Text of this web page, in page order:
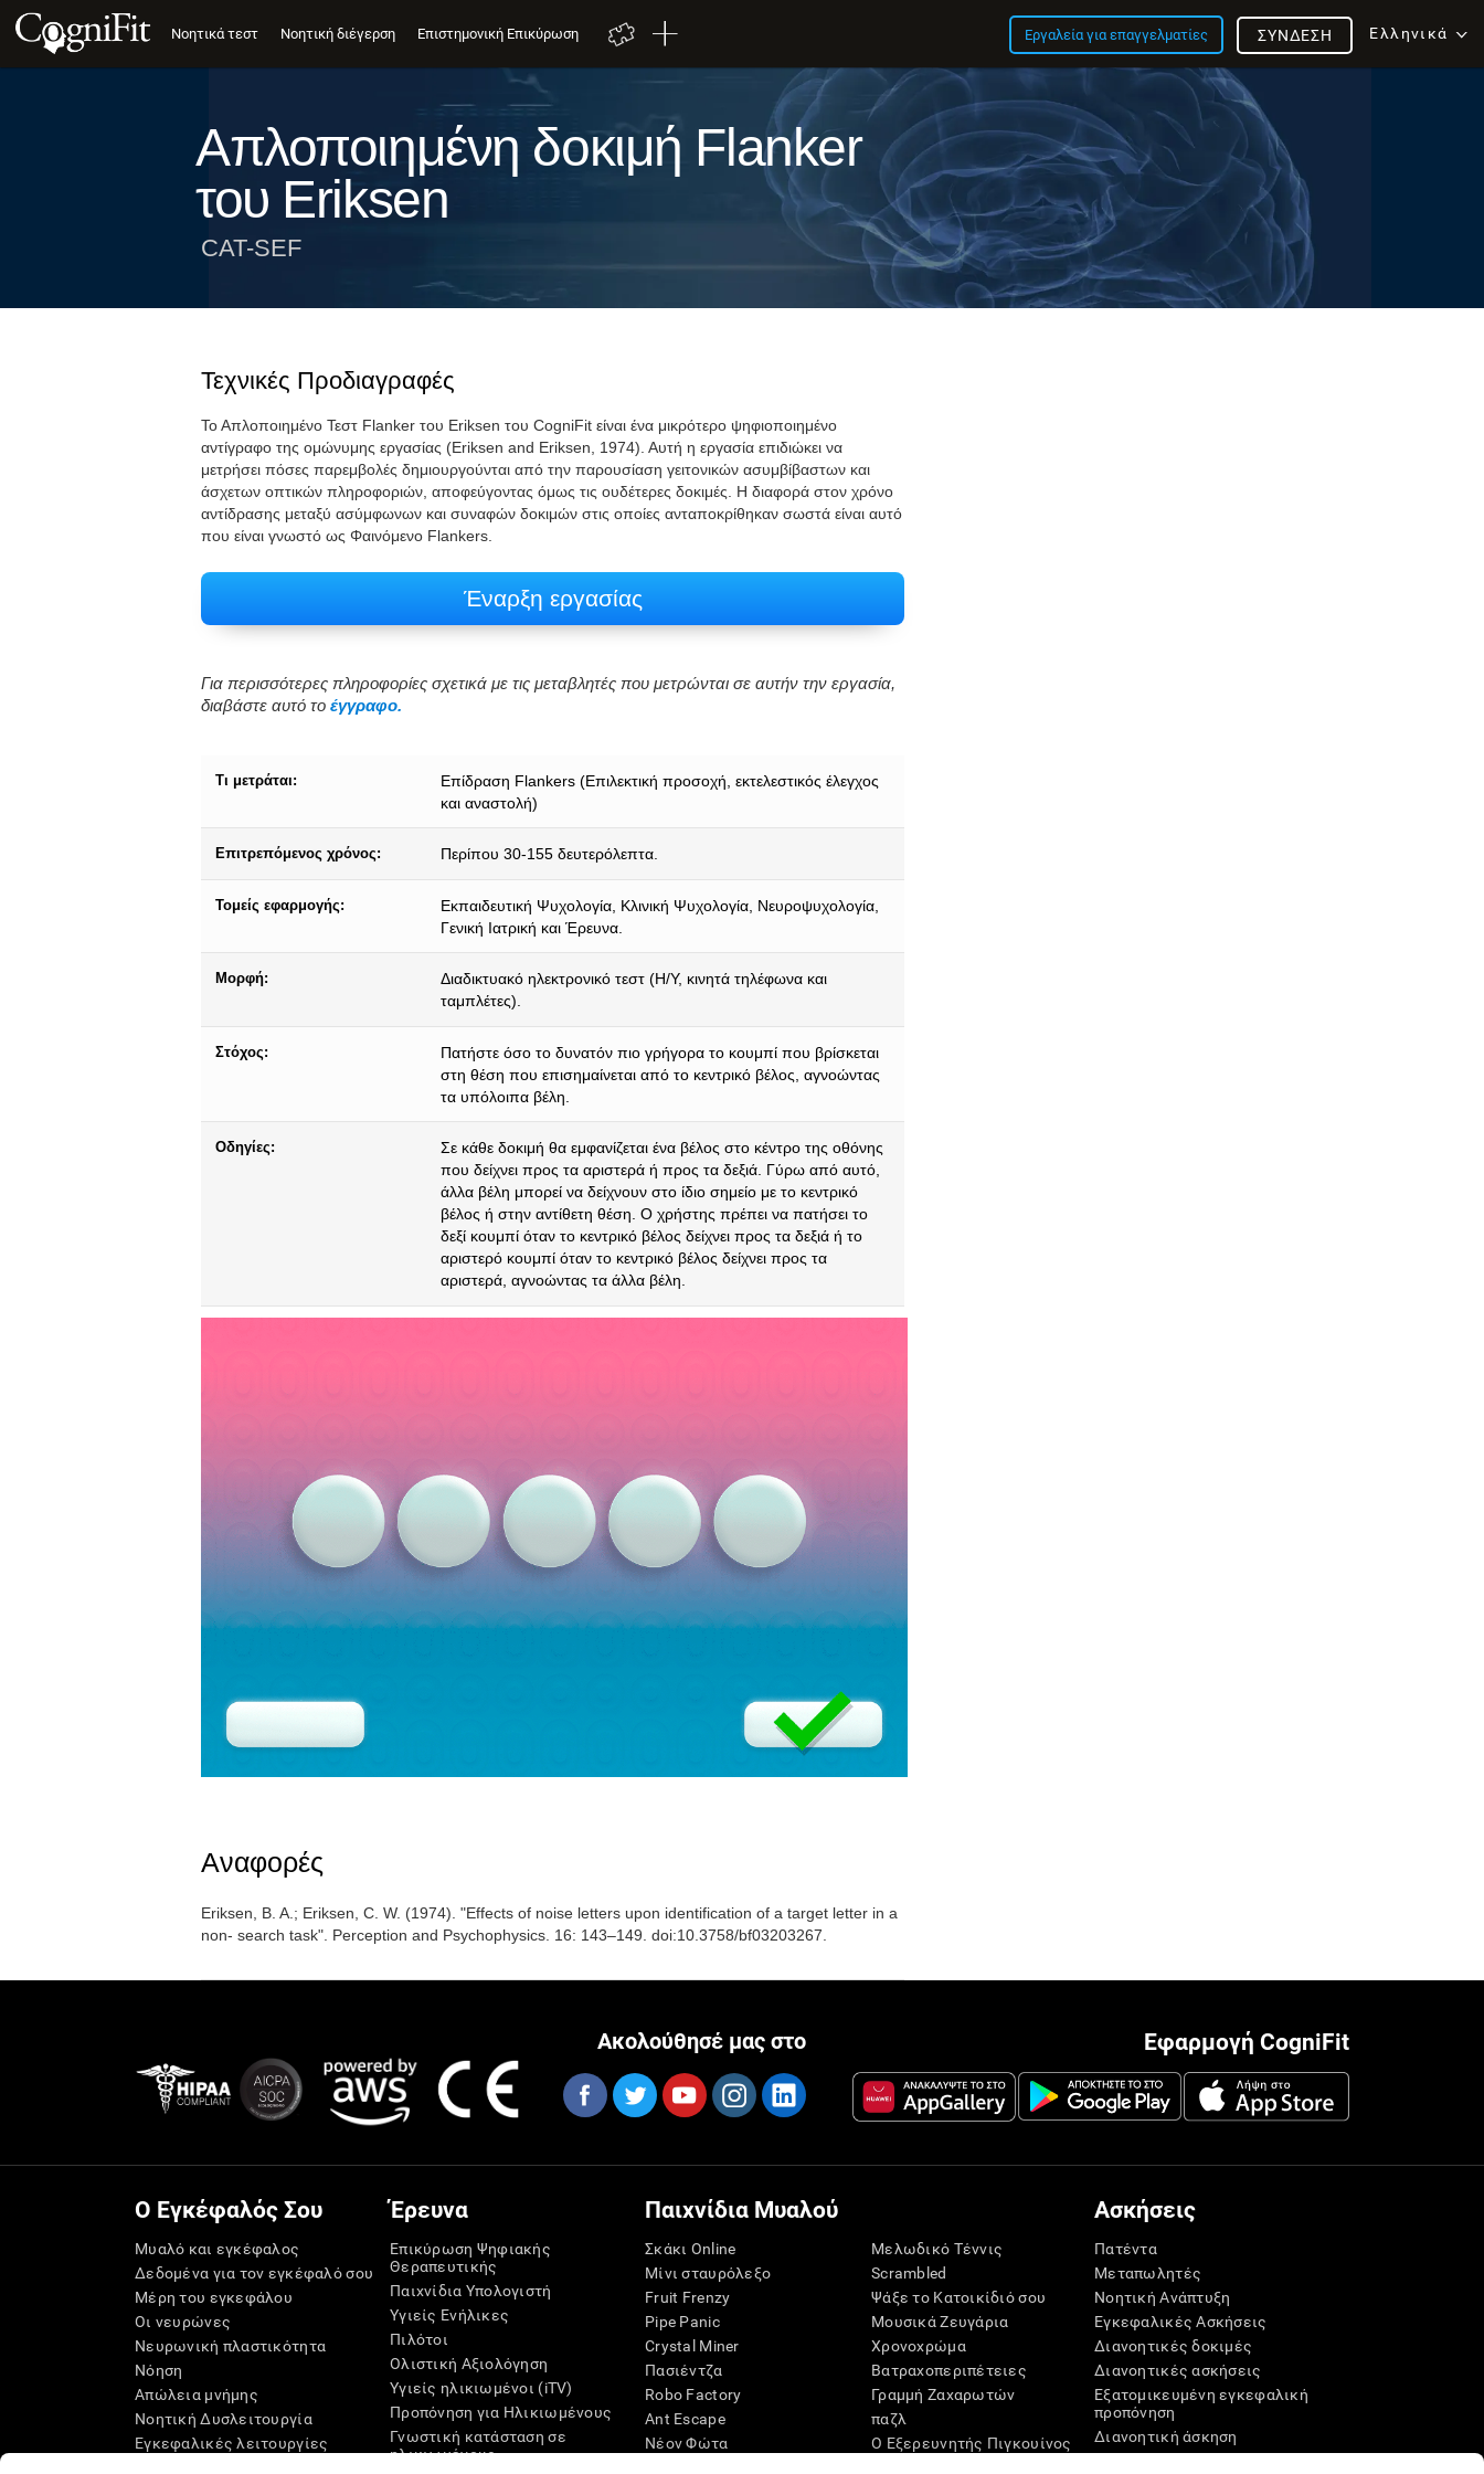
Νοητικά τεστ Νοητική διέγερση Επιστημονική Επικύρωση Εργαλεία για επαγγελματίες Ελληνικά
ΣΎΝΔΕΣΗ
Απλοποιημένη δοκιμή Flanker
του Eriksen
CAT-SEF
Τεχνικές Προδιαγραφές
Το Απλοποιημένο Τεστ Flanker του Eriksen του CogniFit είναι ένα μικρότερο ψηφιοποιημένο
αντίγραφο της ομώνυμης εργασίας (Eriksen and Eriksen, 1974). Αυτή η εργασία επιδιώκει να
μετρήσει πόσες παρεμβολές δημιουργούνται από την παρουσίαση γειτονικών ασυμβίβαστων και
άσχετων οπτικών πληροφοριών, αποφεύγοντας όμως τις ουδέτερες δοκιμές. Η διαφορά στον χρόνο
αντίδρασης μεταξύ ασύμφωνων και συναφών δοκιμών στις οποίες ανταποκρίθηκαν σωστά είναι αυτό
που είναι γνωστό ως Φαινόμενο Flankers.
Έναρξη εργασίας
Για περισσότερες πληροφορίες σχετικά με τις μεταβλητές που μετρώνται σε αυτήν την εργασία,
διαβάστε αυτό το έγγραφο.
Τι μετράται:
Επίδραση Flankers (Επιλεκτική προσοχή, εκτελεστικός έλεγχος
και αναστολή)
Επιτρεπόμενος χρόνος: Περίπου 30-155 δευτερόλεπτα.
Τομείς εφαρμογής:
Εκπαιδευτική Ψυχολογία, Κλινική Ψυχολογία, Νευροψυχολογία,
Γενική Ιατρική και Έρευνα.
Μορφή:
Διαδικτυακό ηλεκτρονικό τεστ (Η/Υ, κινητά τηλέφωνα και
ταμπλέτες).
Στόχος:
Πατήστε όσο το δυνατόν πιο γρήγορα το κουμπί που βρίσκεται
στη θέση που επισημαίνεται από το κεντρικό βέλος, αγνοώντας
τα υπόλοιπα βέλη.
Οδηγίες:
Σε κάθε δοκιμή θα εμφανίζεται ένα βέλος στο κέντρο της οθόνης
που δείχνει προς τα αριστερά ή προς τα δεξιά. Γύρω από αυτό,
άλλα βέλη μπορεί να δείχνουν στο ίδιο σημείο με το κεντρικό
βέλος ή στην αντίθετη θέση. Ο χρήστης πρέπει να πατήσει το
δεξί κουμπί όταν το κεντρικό βέλος δείχνει προς τα δεξιά ή το
αριστερό κουμπί όταν το κεντρικό βέλος δείχνει προς τα
αριστερά, αγνοώντας τα άλλα βέλη.
Αναφορές
Eriksen, B. A.; Eriksen, C. W. (1974). "Effects of noise letters upon identification of a target letter in a
non- search task". Perception and Psychophysics. 16: 143–149. doi:10.3758/bf03203267.
Εφαρμογή CogniFit
Ακολούθησέ μας στο
Ο Εγκέφαλός Σου
Μυαλό και εγκέφαλος
Δεδομένα για τον εγκέφαλό σου
Μέρη του εγκεφάλου
Οι νευρώνες
Νευρωνική πλαστικότητα
Νόηση
Απώλεια μνήμης
Νοητική Δυσλειτουργία
Εγκεφαλικές λειτουργίες
Έρευνα
Επικύρωση Ψηφιακής
Θεραπευτικής
Παιχνίδια Υπολογιστή
Υγιείς Ενήλικες
Πιλότοι
Ολιστική Αξιολόγηση
Υγιείς ηλικιωμένοι (iTV)
Προπόνηση για Ηλικιωμένους
Γνωστική κατάσταση σε
ηλικιωμένους
Παιχνίδια Μυαλού
Σκάκι Online
Μίνι σταυρόλεξο
Fruit Frenzy
Pipe Panic
Crystal Miner
Πασιέντζα
Robo Factory
Ant Escape
Νέον Φώτα
Μελωδικό Τέννις
Scrambled
Ψάξε το Κατοικίδιό σου
Μουσικά Ζευγάρια
Χρονοχρώμα
Βατραχοπεριπέτειες
Γραμμή Ζαχαρωτών
παζλ
Ο Εξερευνητής Πιγκουίνος
Ασκήσεις
Πατέντα
Μεταπωλητές
Νοητική Ανάπτυξη
Εγκεφαλικές Ασκήσεις
Διανοητικές δοκιμές
Διανοητικές ασκήσεις
Εξατομικευμένη εγκεφαλική
προπόνηση
Διανοητική άσκηση